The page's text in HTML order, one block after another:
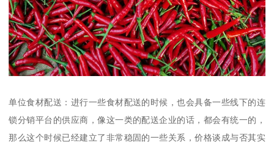
单位食材配送：进行一些食材配送的时候，也会具备一些线下的连
锁分销平台的供应商，像这一类的配送企业的话，都会有统一的，
那么这个时候已经建立了非常稳固的一些关系，价格谈成与否其实